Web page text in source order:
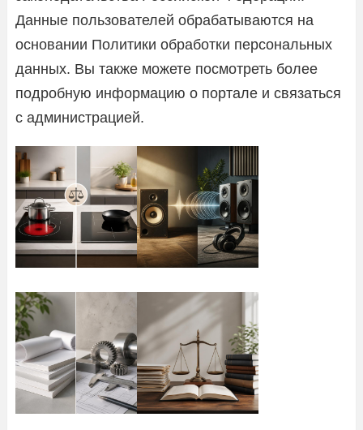
Данные пользователей обрабатываются на
основании Политики обработки персональных
данных. Вы также можете посмотреть более
подробную информацию о портале и связаться
с администрацией.